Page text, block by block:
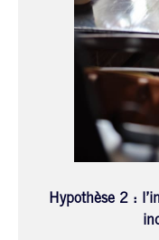
Hypothèse 2 :